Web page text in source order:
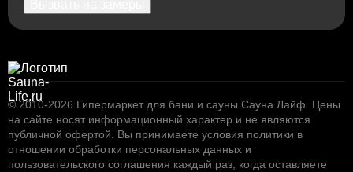
© 2010-2026 Гипермаркет для бани и сауны Сауна Лайф. Цены
на сайте носят информационный характер и не являются
публичной офертой. Вы принимаете условия политики в
отношении обработки персональных данных и
пользовательского соглашения каждый раз, когда оставляете